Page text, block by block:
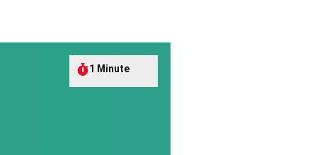
1 Minute